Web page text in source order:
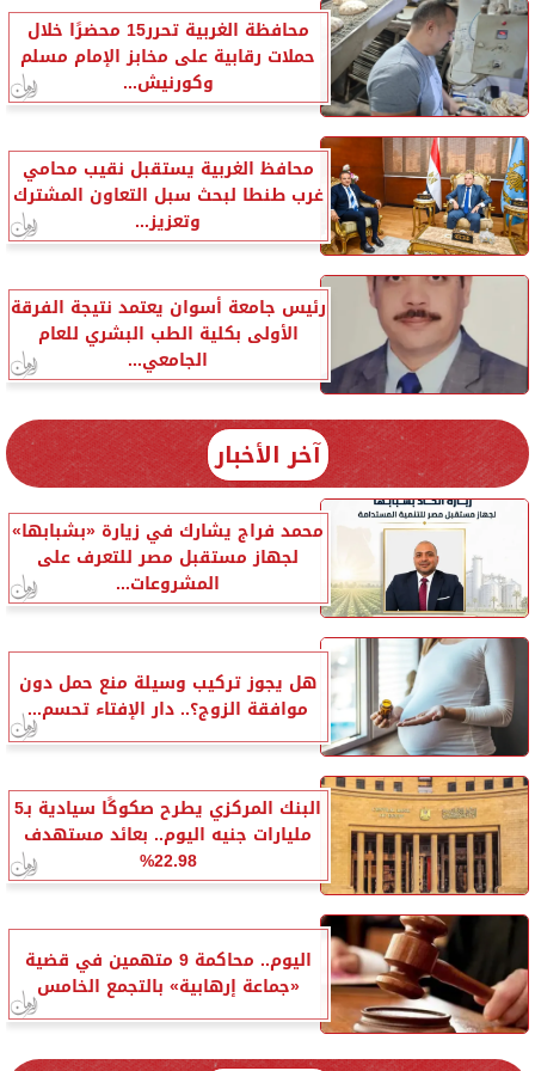
محافظة الغربية تحرر15 محضرًا خلال
حملات رقابية على مخابز الإمام مسلم
وكورنيش...
محافظ الغربية يستقبل نقيب محامي
غرب طنطا لبحث سبل التعاون المشترك
وتعزيز...
رئيس جامعة أسوان يعتمد نتيجة الفرقة
الأولى بكلية الطب البشري للعام
الجامعي...
آخر الأخبار
محمد فراج يشارك في زيارة «بشبابها»
لجهاز مستقبل مصر للتعرف على
المشروعات...
هل يجوز تركيب وسيلة منع حمل دون
موافقة الزوج؟.. دار الإفتاء تحسم...
البنك المركزي يطرح صكوكًا سيادية بـ5
مليارات جنيه اليوم.. بعائد مستهدف
22.98%
اليوم.. محاكمة 9 متهمين في قضية
«جماعة إرهابية» بالتجمع الخامس